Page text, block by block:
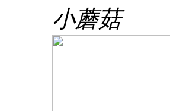
小蘑菇